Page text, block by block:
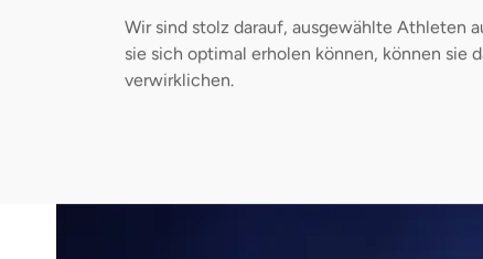
Wir sind stolz darauf, ausgewählte Athleten
sie sich optimal erholen können, können sie
verwirklichen.